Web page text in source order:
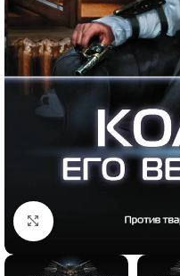
Click to enlarge